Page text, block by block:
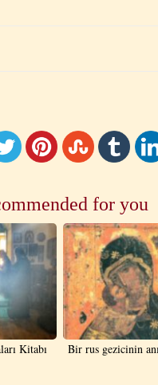
for you
Kitabı Bir rus gezicinin